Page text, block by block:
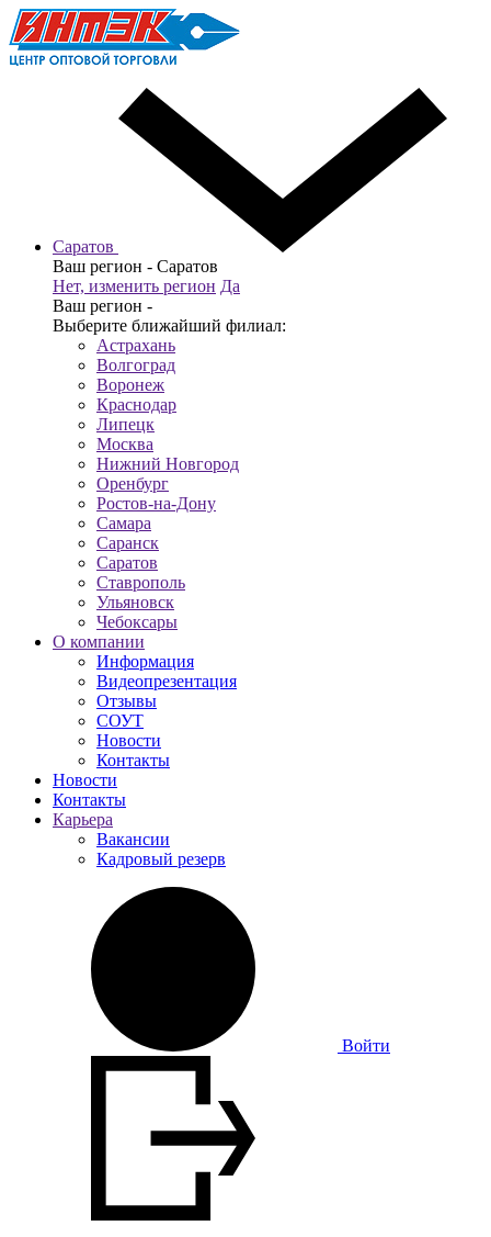
Саратов
Ваш регион - Саратов
Нет, изменить регион Да
Ваш регион -
Выберите ближайший филиал:
Астрахань
Волгоград
Воронеж
Краснодар
Липецк
Москва
Нижний Новгород
Оренбург
Ростов-на-Дону
Самара
Саранск
Саратов
Ставрополь
Ульяновск
Чебоксары
О компании
Информация
Видеопрезентация
Отзывы
СОУТ
Новости
Контакты
Новости
Контакты
Карьера
Вакансии
Кадровый резерв
Войти